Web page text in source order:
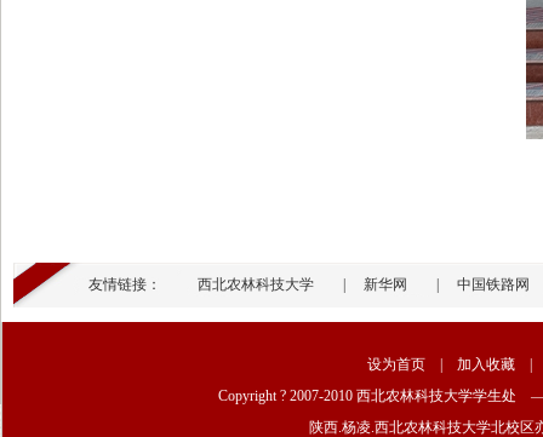
友情链接： 西北农林科技大学 新华网 中国铁路网
设为首页 加入收藏
Copyright ? 2007-2010 西北农林科技大学学
陕西.杨凌.西北农林科技大学北